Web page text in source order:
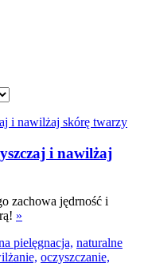
i nawilżaj
zachowa jędrność i
»
pielęgnacja, naturalne
oczyszczanie,